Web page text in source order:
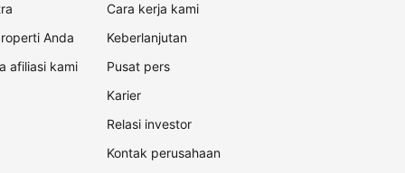
Anda
afiliasi kami
Cara kerja kami
Keberlanjutan
Pusat pers
Karier
Relasi investor
Kontak perusahaan